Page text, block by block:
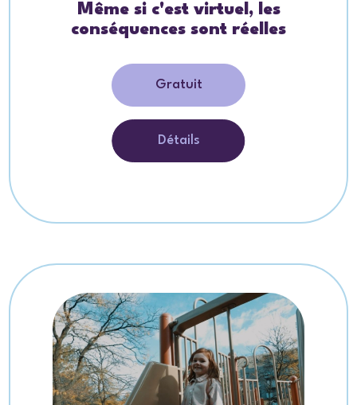
Même si c'est virtuel, les
conséquences sont réelles
Gratuit
Détails